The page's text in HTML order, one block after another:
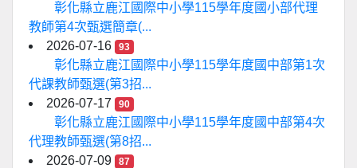
彰化縣立鹿江國際中小學115學年度國小部代理
教師第4次甄選簡章(...
2026-07-16
93
彰化縣立鹿江國際中小學115學年度國中部第1次
代課教師甄選(第3招...
2026-07-17
90
彰化縣立鹿江國際中小學115學年度國中部第4次
代理教師甄選(第8招...
2026-07-09
87